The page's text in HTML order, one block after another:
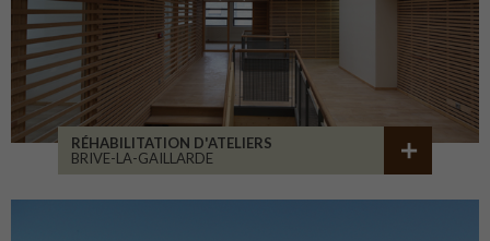
RÉHABILITATION D'ATELIERS
BRIVE-LA-GAILLARDE